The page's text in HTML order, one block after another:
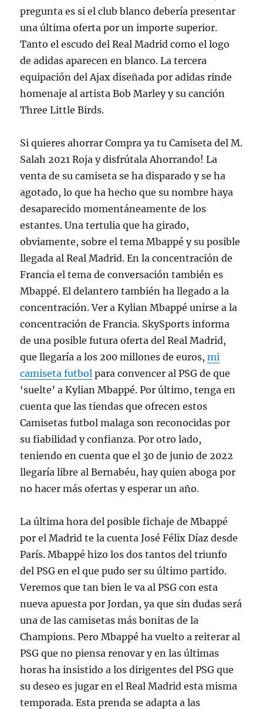
pregunta es si el club blanco debería presentar
una última oferta por un importe superior.
Tanto el escudo del Real Madrid como el logo
de adidas aparecen en blanco. La tercera
equipación del Ajax diseñada por adidas rinde
homenaje al artista Bob Marley y su canción
Three Little Birds.
Si quieres ahorrar Compra ya tu Camiseta del M.
Salah 2021 Roja y disfrútala Ahorrando! La
venta de su camiseta se ha disparado y se ha
agotado, lo que ha hecho que su nombre haya
desaparecido momentáneamente de los
estantes. Una tertulia que ha girado,
obviamente, sobre el tema Mbappé y su posible
llegada al Real Madrid. En la concentración de
Francia el tema de conversación también es
Mbappé. El delantero también ha llegado a la
concentración. Ver a Kylian Mbappé unirse a la
concentración de Francia. SkySports informa
de una posible futura oferta del Real Madrid,
que llegaría a los 200 millones de euros,mi
camiseta futbol para convencer al PSG de que
‘suelte’ a Kylian Mbappé. Por último, tenga en
cuenta que las tiendas que ofrecen estos
Camisetas futbol malaga son reconocidas por
su fiabilidad y confianza. Por otro lado,
teniendo en cuenta que el 30 de junio de 2022
llegaría libre al Bernabéu, hay quien aboga por
no hacer más ofertas y esperar un año.
La última hora del posible fichaje de Mbappé
por el Madrid te la cuenta José Félix Díaz desde
París. Mbappé hizo los dos tantos del triunfo
del PSG en el que pudo ser su último partido.
Veremos que tan bien le va al PSG con esta
nueva apuesta por Jordan, ya que sin dudas será
una de las camisetas más bonitas de la
Champions. Pero Mbappé ha vuelto a reiterar al
PSG que no piensa renovar y en las últimas
horas ha insistido a los dirigentes del PSG que
su deseo es jugar en el Real Madrid esta misma
temporada. Esta prenda se adapta a las